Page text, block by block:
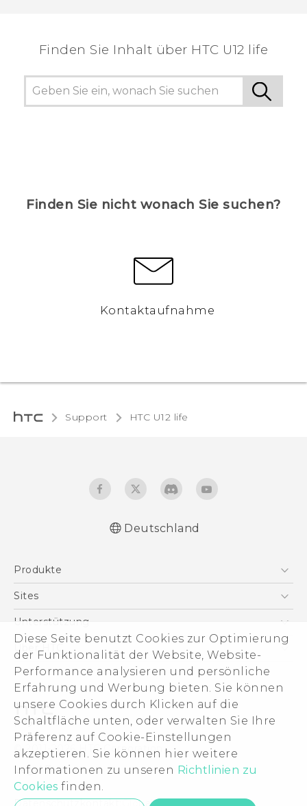
Diese Seite benutzt Cookies zur Optimierung
der Funktionalität der Website, Website-
Performance analysieren und persönliche
Erfahrung und Werbung bieten. Sie können
unsere Cookies durch Klicken auf die
Schaltfläche unten, oder verwalten Sie Ihre
Präferenz auf Cookie-Einstellungen
akzeptieren. Sie können hier weitere
Informationen zu unseren Richtlinien zu
Cookies finden.
Finden Sie Inhalt über‎ HTC U12 life
Finden Sie nicht wonach Sie suchen?
Kontaktaufnahme
Support HTC U12 life‎
behördliche Bestimmungen
English - Quick start guide
English - User manual
English - Safety and regulatory guide
Deutschland
Produkte
Smartphones
VIVE
Zubehör
Sites
HTC Dev
HTC Vive
Unterstützung
Unterstützung
eCommerce Support
Über HTC
ESG
Impressum
Investor
Cookie Preferences
Offene Stellen
Security and Privacy Whitepaper
© 2011-2026 HTC Corporation
Legal Terms